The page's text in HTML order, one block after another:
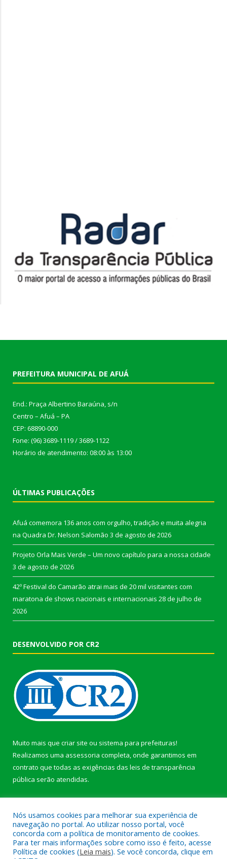
PREFEITURA MUNICIPAL DE AFUÁ
End.: Praça Albertino Baraúna, s/n
Centro – Afuá – PA
CEP: 68890-000
Fone: (96) 3689-1119 / 3689-1122
Horário de atendimento: 08:00 às 13:00
ÚLTIMAS PUBLICAÇÕES
Afuá comemora 136 anos com orgulho, tradição e muita alegria
na Quadra Dr. Nelson Salomão 3 de agosto de 2026
Projeto Orla Mais Verde – Um novo capítulo para a nossa cidade
3 de agosto de 2026
42º Festival do Camarão atrai mais de 20 mil visitantes com
maratona de shows nacionais e internacionais 28 de julho de
2026
DESENVOLVIDO POR CR2
Muito mais que criar site ou sistema para prefeituras!
Realizamos uma assessoria completa, onde garantimos em
contrato que todas as exigências das leis de transparência
pública serão atendidas.
Todos os direitos reservados a Prefeitura Municipal de Afuá.
Nós usamos cookies para melhorar sua experiência de
navegação no portal. Ao utilizar nosso portal, você
concorda com a política de monitoramento de cookies.
Para ter mais informações sobre como isso é feito, acesse
Política de cookies (Leia mais). Se você concorda, clique em